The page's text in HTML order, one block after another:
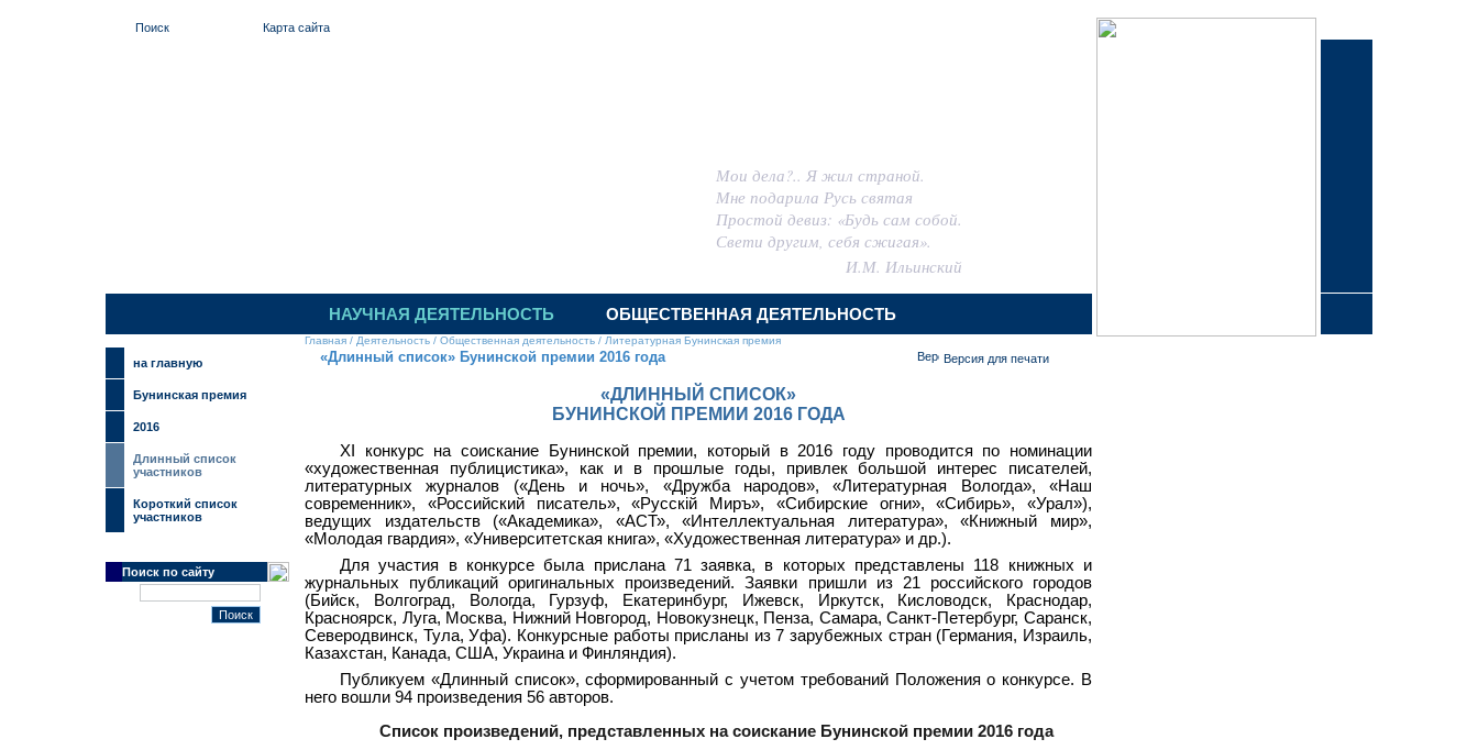
Поиск Карта сайта
Мои дела?.. Я жил страной.
Мне подарила Русь святая
Простой девиз: «Будь сам собой.
Свети другим, себя сжигая».
И.М. Ильинский
НАУЧНАЯ ДЕЯТЕЛЬНОСТЬ ОБЩЕСТВЕННАЯ ДЕЯТЕЛЬНОСТЬ
на главную
Бунинская премия
2016
Длинный список
участников
Короткий список
участников
Поиск по сайту
Главная / Деятельность / Общественная деятельность / Литературная Бунинская премия
«Длинный список» Бунинской премии 2016 года Версия для печати
«ДЛИННЫЙ СПИСОК»
БУНИНСКОЙ ПРЕМИИ 2016 ГОДА
ХI конкурс на соискание Бунинской премии, который в 2016 году проводится по номинации
«художественная публицистика», как и в прошлые годы, привлек большой интерес писателей,
литературных журналов («День и ночь», «Дружба народов», «Литературная Вологда», «Наш
современник», «Российский писатель», «Русскiй Миръ», «Сибирские огни», «Сибирь», «Урал»),
ведущих издательств («Академика», «АСТ», «Интеллектуальная литература», «Книжный мир»,
«Молодая гвардия», «Университетская книга», «Художественная литература» и др.).
Для участия в конкурсе была прислана 71 заявка, в которых представлены 118 книжных и
журнальных публикаций оригинальных произведений. Заявки пришли из 21 российского городов
(Бийск, Волгоград, Вологда, Гурзуф, Екатеринбург, Ижевск, Иркутск, Кисловодск, Краснодар,
Красноярск, Луга, Москва, Нижний Новгород, Новокузнецк, Пенза, Самара, Санкт-Петербург, Саранск,
Северодвинск, Тула, Уфа). Конкурсные работы присланы из 7 зарубежных стран (Германия, Израиль,
Казахстан, Канада, США, Украина и Финляндия).
Публикуем «Длинный список», сформированный с учетом требований Положения о конкурсе. В
него вошли 94 произведения 56 авторов.
Список произведений, представленных на соискание Бунинской премии 2016 года